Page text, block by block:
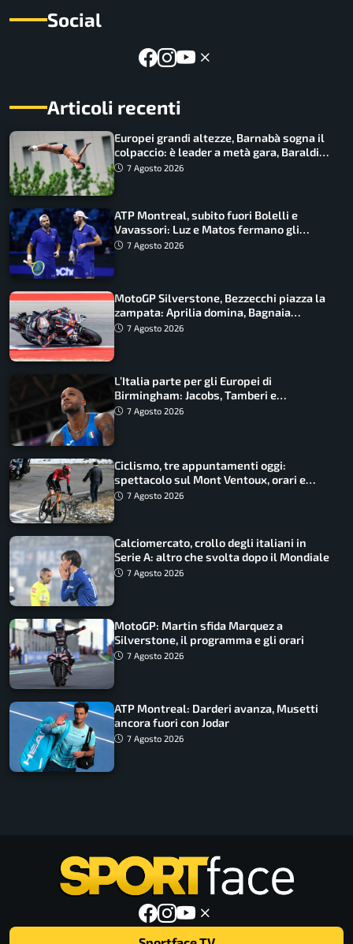
Social
Articoli recenti
Europei grandi altezze, Barnabà sogna il
colpaccio: è leader a metà gara, Baraldi
ancora in corsa
7 Agosto 2026
ATP Montreal, subito fuori Bolelli e
Vavassori: Luz e Matos fermano gli
azzurri
7 Agosto 2026
MotoGP Silverstone, Bezzecchi piazza la
zampata: Aprilia domina, Bagnaia
costretto al Q1
7 Agosto 2026
L’Italia parte per gli Europei di
Birmingham: Jacobs, Tamberi e
Battocletti guidano una spedizione
7 Agosto 2026
Ciclismo, tre appuntamenti oggi:
spettacolo sul Mont Ventoux, orari e
come vederli
7 Agosto 2026
Calciomercato, crollo degli italiani in
Serie A: altro che svolta dopo il Mondiale
7 Agosto 2026
MotoGP: Martin sfida Marquez a
Silverstone, il programma e gli orari
7 Agosto 2026
ATP Montreal: Darderi avanza, Musetti
ancora fuori con Jodar
7 Agosto 2026